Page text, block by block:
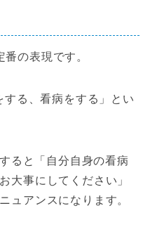
の表現です。
る、看病をする」とい
ると「自分自身の看病
大事にしてください」
ュアンスになります。